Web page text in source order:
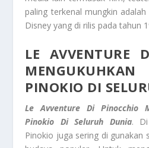
paling terkenal mungkin
Disney yang di rilis pada tahun
LE AVVENTURE
PINOKIO DI
Le Avventure Di Pinocchio
Pinokio Di Seluruh Dunia. Di
Pinokio juga sering di gunakan